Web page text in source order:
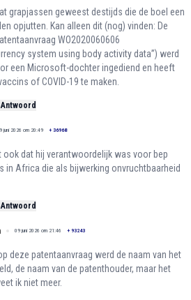
grapjassen geweest destijds die de boel een
opjutten. Kan alleen dit (nog) vinden: De
WO2020060606
system using body activity data”) werd
een Microsoft-dochter ingediend en heeft
of COVID-19 te maken.
Antwoord
juni 2026 om 20:49 + 36968
ook dat hij verantwoordelijk was voor bep
in Africa die als bijwerking onvruchtbaarheid
Antwoord
09 juni 2026 om 21:46 + 93243
deze patentaanvraag werd de naam van het
de naam van de patenthouder, maar het
ik niet meer.